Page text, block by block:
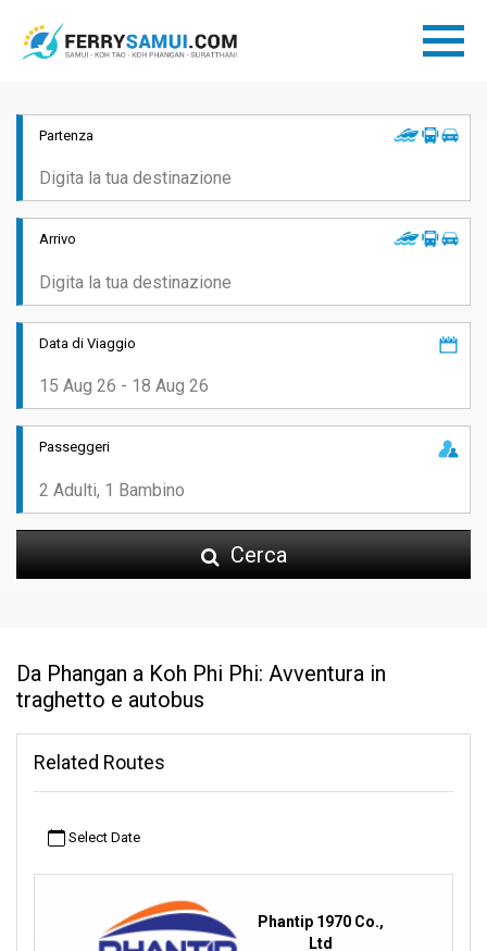
Partenza
Arrivo
Data di Viaggio
Passeggeri
Cerca
Da Phangan a Koh Phi Phi: Avventura in
traghetto e autobus
Related Routes
Select Date
Phantip 1970 Co.,
Ltd